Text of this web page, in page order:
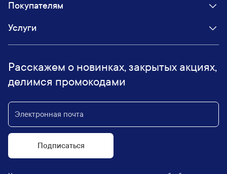
Покупателям
Услуги
Расскажем о новинках, закрытых акциях,
делимся промокодами
Подписаться